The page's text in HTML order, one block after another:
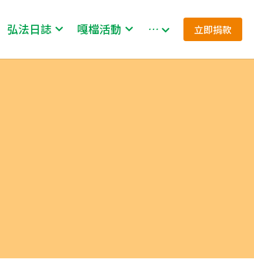
弘法日誌 嘎檔活動 … 立即捐款